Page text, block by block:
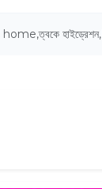
home,ত্বকে হাইড্রেশন,